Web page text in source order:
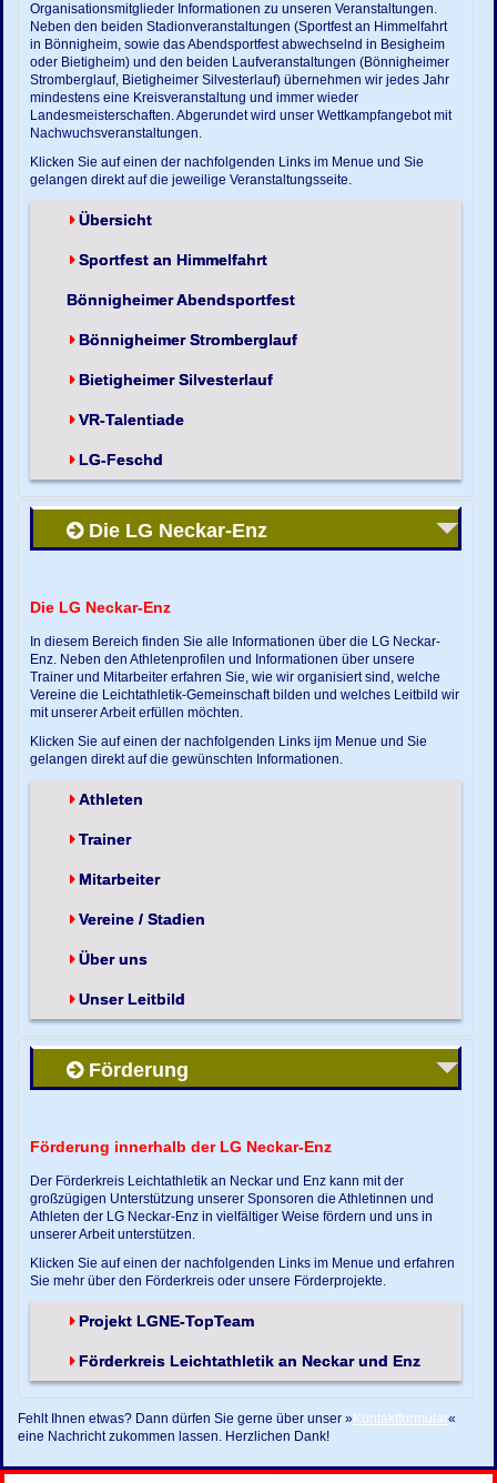
Organisationsmitglieder Informationen zu unseren Veranstaltungen.
Neben den beiden Stadionveranstaltungen (Sportfest an Himmelfahrt
in Bönnigheim, sowie das Abendsportfest abwechselnd in Besigheim
oder Bietigheim) und den beiden Laufveranstaltungen (Bönnigheimer
Stromberglauf, Bietigheimer Silvesterlauf) übernehmen wir jedes Jahr
mindestens eine Kreisveranstaltung und immer wieder
Landesmeisterschaften. Abgerundet wird unser Wettkampfangebot mit
Nachwuchsveranstaltungen.
Klicken Sie auf einen der nachfolgenden Links im Menue und Sie
gelangen direkt auf die jeweilige Veranstaltungsseite.
Übersicht
Sportfest an Himmelfahrt
Bönnigheimer Abendsportfest
Bönnigheimer Stromberglauf
Bietigheimer Silvesterlauf
VR-Talentiade
LG-Feschd
Die LG Neckar-Enz
Die LG Neckar-Enz
In diesem Bereich finden Sie alle Informationen über die LG Neckar-
Enz. Neben den Athletenprofilen und Informationen über unsere
Trainer und Mitarbeiter erfahren Sie, wie wir organisiert sind, welche
Vereine die Leichtathletik-Gemeinschaft bilden und welches Leitbild wir
mit unserer Arbeit erfüllen möchten.
Klicken Sie auf einen der nachfolgenden Links ijm Menue und Sie
gelangen direkt auf die gewünschten Informationen.
Athleten
Trainer
Mitarbeiter
Vereine / Stadien
Über uns
Unser Leitbild
Förderung
Förderung innerhalb der LG Neckar-Enz
Der Förderkreis Leichtathletik an Neckar und Enz kann mit der
großzügigen Unterstützung unserer Sponsoren die Athletinnen und
Athleten der LG Neckar-Enz in vielfältiger Weise fördern und uns in
unserer Arbeit unterstützen.
Klicken Sie auf einen der nachfolgenden Links im Menue und erfahren
Sie mehr über den Förderkreis oder unsere Förderprojekte.
Projekt LGNE-TopTeam
Förderkreis Leichtathletik an Neckar und Enz
Fehlt Ihnen etwas? Dann dürfen Sie gerne über unser »Kontaktformular«
eine Nachricht zukommen lassen. Herzlichen Dank!